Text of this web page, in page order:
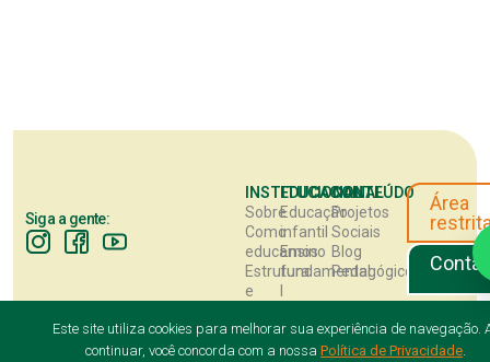
Siga a gente:
INSTITUCIONAL
Sobre
Como
educamos
Estrutura
e
Trabalhe
Conosco
EDUCACIONAL
Educação
infantil
Ensino
fundamental
fundamental
II
CONTEÚDO
Blog
Pedagógico
Projetos
Sociais
Área
Este site utiliza cookies para melhorar sua experiência de navegação.
continuar, você concorda com a nossa Política de Privacidade.